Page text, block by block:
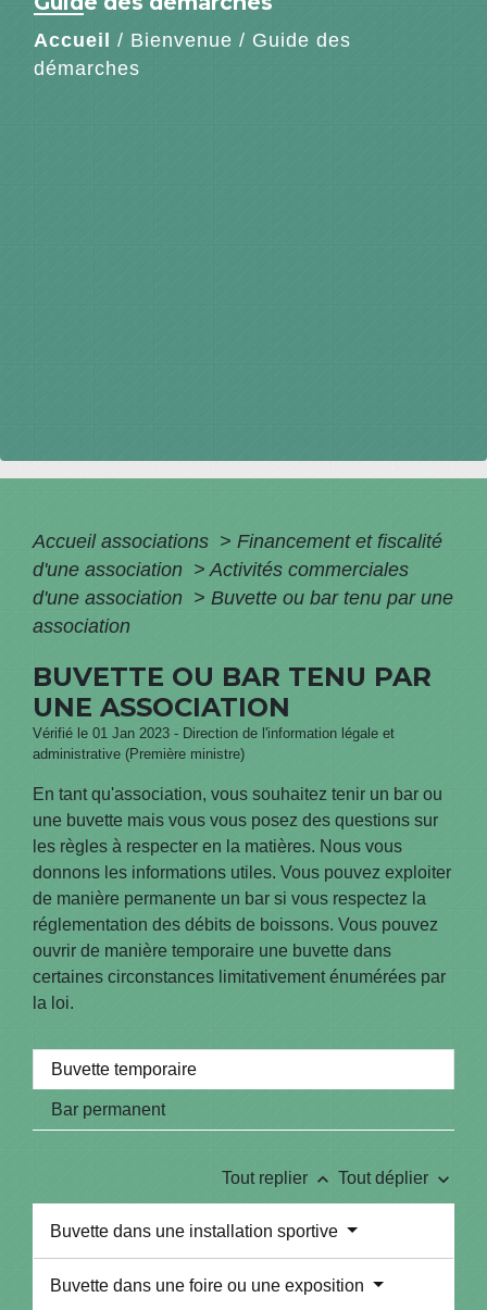
Accueil / Bienvenue / Guide des
démarches
Accueil associations > Financement et fiscalité
d'une association > Activités commerciales
d'une association > Buvette ou bar tenu par une
association
BUVETTE OU BAR TENU PAR
UNE ASSOCIATION
Vérifié le 01 Jan 2023 - Direction de l'information légale et
administrative (Première ministre)
En tant qu'association, vous souhaitez tenir un bar ou
une buvette mais vous vous posez des questions sur
les règles à respecter en la matières. Nous vous
donnons les informations utiles. Vous pouvez exploiter
de manière permanente un bar si vous respectez la
réglementation des débits de boissons. Vous pouvez
ouvrir de manière temporaire une buvette dans
certaines circonstances limitativement énumérées par
la loi.
Buvette temporaire
Bar permanent
Tout replier keyboard_arrow_up Tout déplier keyboard_arrow_down
Buvette dans une installation sportive
Buvette dans une foire ou une exposition